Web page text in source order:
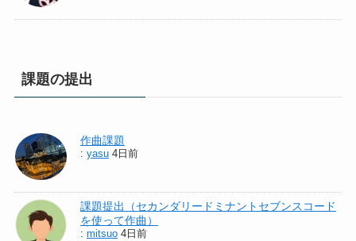
課題の提出
作曲課題
: yasu 4日前
課題提出（セカンダリードミナントセブンスコード
を使って作曲）
: mitsuo 4日前